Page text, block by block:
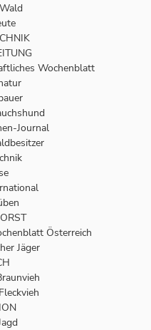
Wochenblatt
Journal
Österreich
Jäger